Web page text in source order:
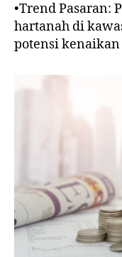
•Trend Pasaran:
hartanah di
potensi kenaikan